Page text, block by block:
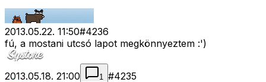
2013.05.22. 11:50#4236
fú, a mostani utcsó lapot megkönnyeztem :')
2013.05.18. 21:00 1 #4235